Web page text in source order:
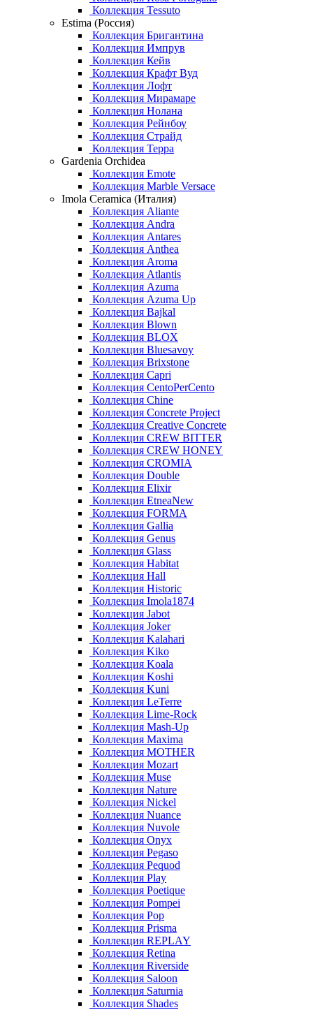
Коллекция Tessuto
Estima (Россия)
Коллекция Бригантина
Коллекция Импрув
Коллекция Кейв
Коллекция Крафт Вуд
Коллекция Лофт
Коллекция Мирамаре
Коллекция Нолана
Коллекция Рейнбоу
Коллекция Страйд
Коллекция Терра
Gardenia Orchidea
Коллекция Emote
Коллекция Marble Versace
Imola Ceramica (Италия)
Коллекция Aliante
Коллекция Andra
Коллекция Antares
Коллекция Anthea
Коллекция Aroma
Коллекция Atlantis
Коллекция Azuma
Коллекция Azuma Up
Коллекция Bajkal
Коллекция Blown
Коллекция BLOX
Коллекция Bluesavoy
Коллекция Brixstone
Коллекция Capri
Коллекция CentoPerCento
Коллекция Chine
Коллекция Concrete Project
Коллекция Creative Concrete
Коллекция CREW BITTER
Коллекция CREW HONEY
Коллекция CROMIA
Коллекция Double
Коллекция Elixir
Коллекция EtneaNew
Коллекция FORMA
Коллекция Gallia
Коллекция Genus
Коллекция Glass
Коллекция Habitat
Коллекция Hall
Коллекция Historic
Коллекция Imola1874
Коллекция Jabot
Коллекция Joker
Коллекция Kalahari
Коллекция Kiko
Коллекция Koala
Коллекция Koshi
Коллекция Kuni
Коллекция LeTerre
Коллекция Lime-Rock
Коллекция Mash-Up
Коллекция Maxima
Коллекция MOTHER
Коллекция Mozart
Коллекция Muse
Коллекция Nature
Коллекция Nickel
Коллекция Nuance
Коллекция Nuvole
Коллекция Onyx
Коллекция Pegaso
Коллекция Pequod
Коллекция Play
Коллекция Poetique
Коллекция Pompei
Коллекция Pop
Коллекция Prisma
Коллекция REPLAY
Коллекция Retina
Коллекция Riverside
Коллекция Saloon
Коллекция Saturnia
Коллекция Shades